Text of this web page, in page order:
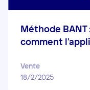
Méthode
comment
Vente
18/2/2025